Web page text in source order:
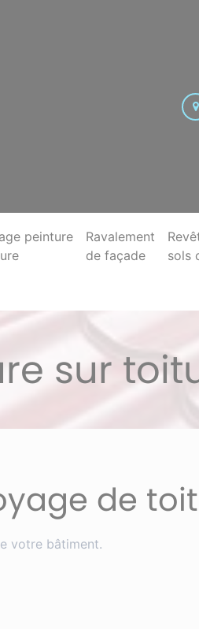
peinture
Ravalement
de façade
sols
sur
de
votre bâtiment.